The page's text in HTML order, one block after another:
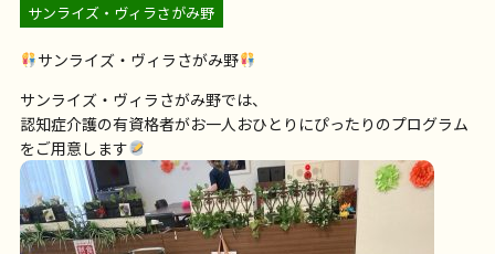
サンライズ・ヴィラさがみ野
サンライズ・ヴィラさがみ野
サンライズ・ヴィラさがみ野では、
認知症介護の有資格者がお一人おひとりにぴったりのプログラム
をご用意します